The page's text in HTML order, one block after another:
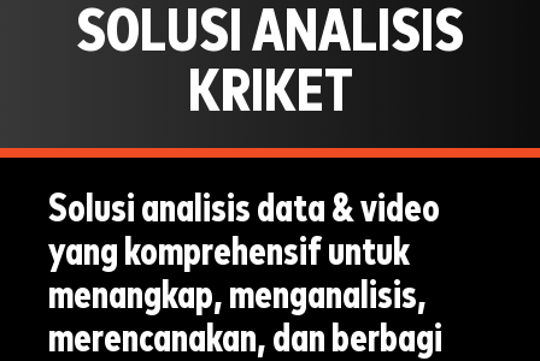
SOLUSI ANALISIS
KRIKET
Solusi analisis data & video
yang komprehensif untuk
menangkap, menganalisis,
merencanakan, dan berbagi